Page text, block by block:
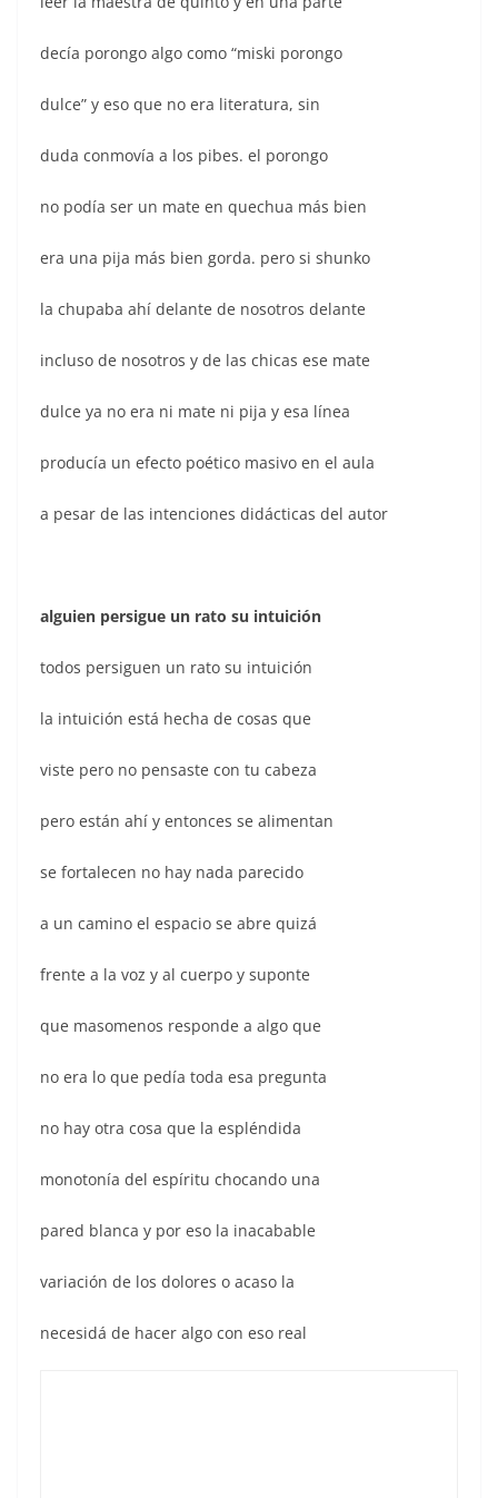
decía porongo algo como “miski porongo
dulce” y eso que no era literatura, sin
duda conmovía a los pibes. el porongo
no podía ser un mate en quechua más bien
era una pija más bien gorda. pero si shunko
la chupaba ahí delante de nosotros delante
incluso de nosotros y de las chicas ese mate
dulce ya no era ni mate ni pija y esa línea
producía un efecto poético masivo en el aula
a pesar de las intenciones didácticas del autor
alguien persigue un rato su intuición
todos persiguen un rato su intuición
la intuición está hecha de cosas que
viste pero no pensaste con tu cabeza
pero están ahí y entonces se alimentan
se fortalecen no hay nada parecido
a un camino el espacio se abre quizá
frente a la voz y al cuerpo y suponte
que masomenos responde a algo que
no era lo que pedía toda esa pregunta
no hay otra cosa que la espléndida
monotonía del espíritu chocando una
pared blanca y por eso la inacabable
variación de los dolores o acaso la
necesidá de hacer algo con eso real